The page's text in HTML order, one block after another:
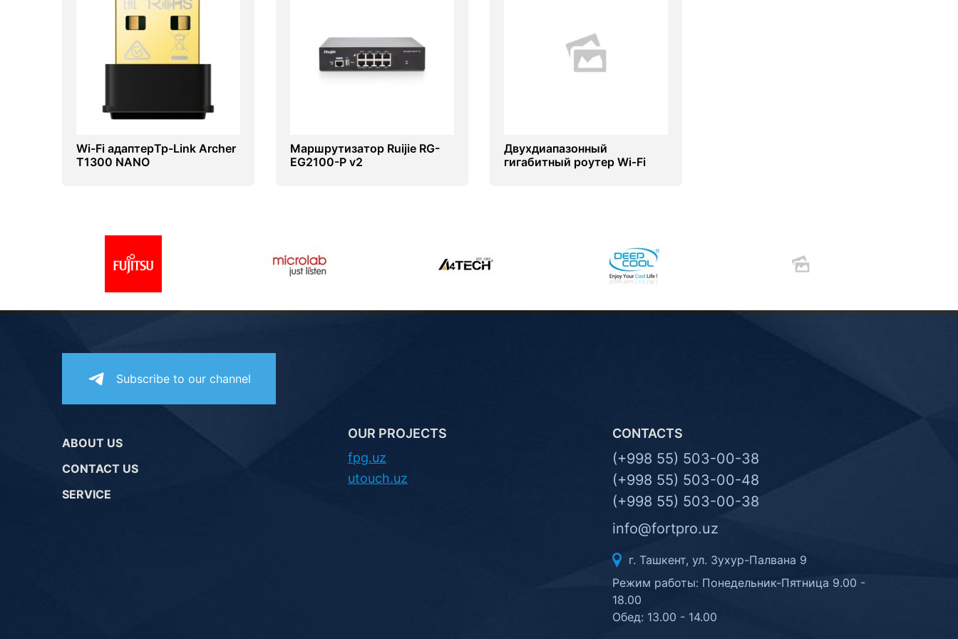
Wi-Fi адаптерTp-Link Archer
T1300 NANO
Маршрутизатор Ruijie RG-
EG2100-P v2
Двухдиапазонный
гигабитный роутер Wi‑Fi
Subscribe to our channel
ABOUT US
CONTACT US
SERVICE
OUR PROJECTS
fpg.uz
utouch.uz
CONTACTS
(+998 55) 503-00-38
(+998 55) 503-00-48
(+998 55) 503-00-38
info@fortpro.uz
г. Ташкент, ул. Зухур-Палвана 9
Режим работы: Понедельник-Пятница 9.00 -
18.00
Обед: 13.00 - 14.00